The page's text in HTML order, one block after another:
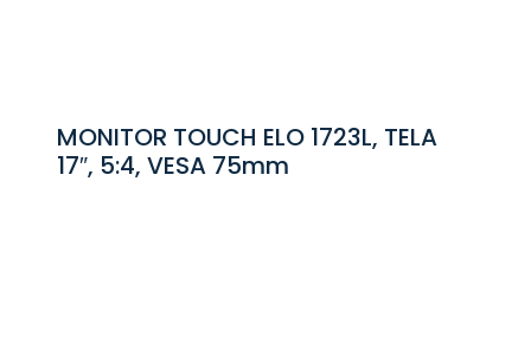
MONITOR TOUCH ELO 1723L, TELA
17″, 5:4, VESA 75mm